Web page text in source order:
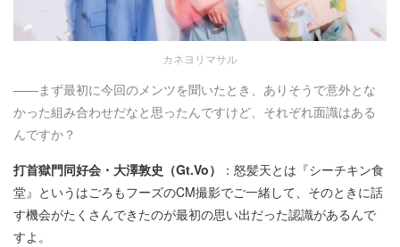
カネヨリマサル
――まず最初に今回のメンツを聞いたとき、ありそうで意外とな
かった組み合わせだなと思ったんですけど、それぞれ面識はある
んですか？
打首獄門同好会・大澤敦史（Gt.Vo）
：怒髪天とは『シーチキン食
堂』というはごろもフーズのCM撮影でご一緒して、そのときに話
す機会がたくさんできたのが最初の思い出だった認識があるんで
すよ。